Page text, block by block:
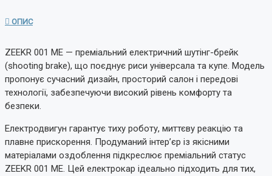
ОПИС
ZEEKR 001 ME — преміальний електричний шутінг-брейк
(shooting brake), що поєднує риси універсала та купе. Модель
пропонує сучасний дизайн, просторий салон і передові
технології, забезпечуючи високий рівень комфорту та
безпеки.
Електродвигун гарантує тиху роботу, миттєву реакцію та
плавне прискорення. Продуманий інтер’єр із якісними
матеріалами оздоблення підкреслює преміальний статус
ZEEKR 001 ME. Цей електрокар ідеально підходить для тих,